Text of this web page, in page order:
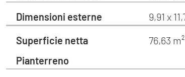
Dimensioni esterne
9,91 x
Superficie netta
Pianterreno
76,63 m²